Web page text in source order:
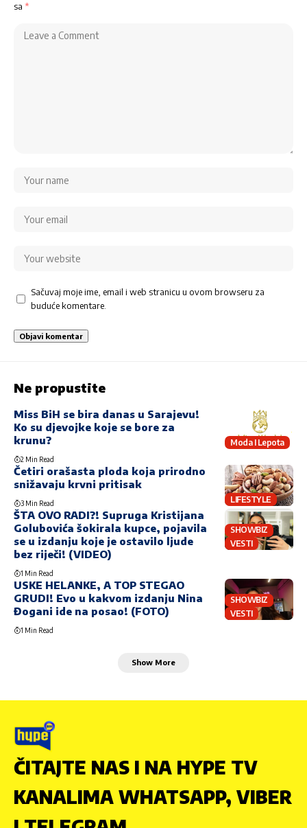
sa *
Sačuvaj moje ime, email i web stranicu u ovom browseru za
buduće komentare.
Ne propustite
Moda I Lepota
Miss BiH se bira danas u Sarajevu!
Ko su djevojke koje se bore za
krunu?
2 Min Read
LIFESTYLE
Četiri orašasta ploda koja prirodno
snižavaju krvni pritisak
3 Min Read
SHOWBIZ
VESTI
ŠTA OVO RADI?! Supruga Kristijana
Golubovića šokirala kupce, pojavila
se u izdanju koje je ostavilo ljude
bez riječi! (VIDEO)
1 Min Read
SHOWBIZ
VESTI
USKE HELANKE, A TOP STEGAO
GRUDI! Evo u kakvom izdanju Nina
Đogani ide na posao! (FOTO)
1 Min Read
Show More
ČITAJTE NAS I NA HYPE TV
KANALIMA WHATSAPP, VIBER